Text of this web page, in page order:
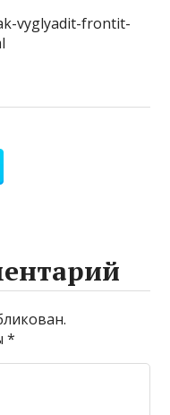
vyglyadit-frontit-
*